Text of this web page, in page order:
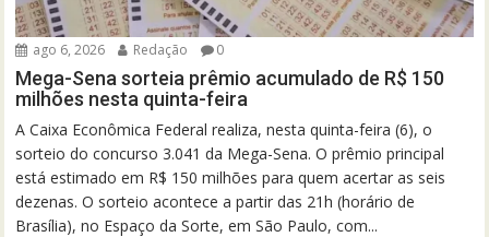
ago 6, 2026 Redação 0
Mega-Sena sorteia prêmio acumulado de R$ 150
milhões nesta quinta-feira
A Caixa Econômica Federal realiza, nesta quinta-feira (6), o
sorteio do concurso 3.041 da Mega-Sena. O prêmio principal
está estimado em R$ 150 milhões para quem acertar as seis
dezenas. O sorteio acontece a partir das 21h (horário de
Brasília), no Espaço da Sorte, em São Paulo, com...